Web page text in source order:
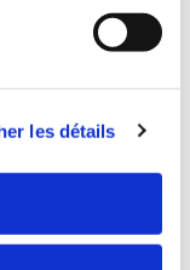
les détails
pédagogie, leur
et la
faire.
a fait le